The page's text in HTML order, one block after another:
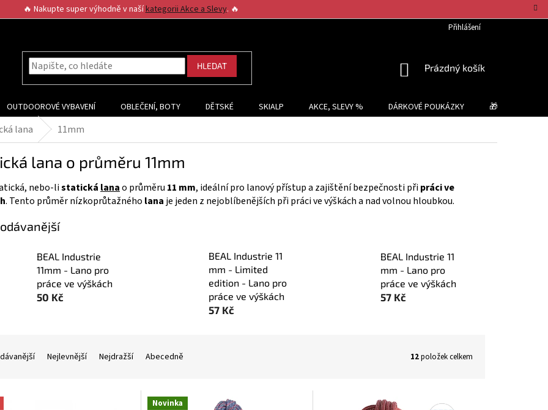
🔥 Nakupte super výhodně v našíkategorii Akce a Slevy. 🔥
Přihlášení
HLEDAT
NÁKUPNÍ
Prázdný košík
OUTDOOROVÉ VYBAVENÍ OBLEČENÍ, BOTY DĚTSKÉ SKIALP AKCE, SLEVY % DÁRKOVÉ POUKÁZKY 🎁 TIPY NA
lana 11mm
lana o průměru 11mm
nebo-listatickálanao průměru 11 mm, ideální pro lanový přístup a zajištění bezpečnosti připráci ve
. Tento průměr nízkoprůtažného lanaje jeden z nejoblíbenějších při práci ve výškách a nad volnou hloubkou.
BEAL Industrie
11mm - Lano pro
práce ve výškách
50 Kč
BEAL Industrie 11
mm - Limited
edition - Lano pro
práce ve výškách
57 Kč
BEAL Industrie 11
mm - Lano pro
práce ve výškách
57 Kč
Nejlevnější Nejdražší Abecedně 12položek celkem
Novinka